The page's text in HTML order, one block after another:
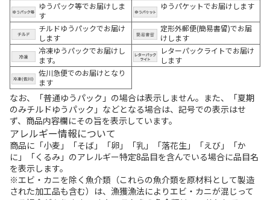
ゆうパック等でお届けしま
す
ゆうパケットでお届けします
チルドゆうパックでお届け
します
定形外郵便(簡易書留)でお届
けします
冷凍ゆうパックでお届けし
ます。
レターパックライトでお届け
します
佐川急便でのお届けとなり
ます
なお、「普通ゆうパック」の場合は表示しません。また、「夏期
のみチルドゆうパック」などとなる場合は、記号での表示はせ
ず、商品内容欄にその旨を表示しています。
アレルギー情報について
商品に「小麦」「そば」「卵」「乳」「落花生」「えび」「か
に」「くるみ」のアレルギー特定8品目を含んでいる場合に品目名
を表示します。
※エビ・カニを除く魚介類（これらの魚介類を原材料として製造
された加工品も含む）は、漁獲漁法によりエビ・カニが混じって